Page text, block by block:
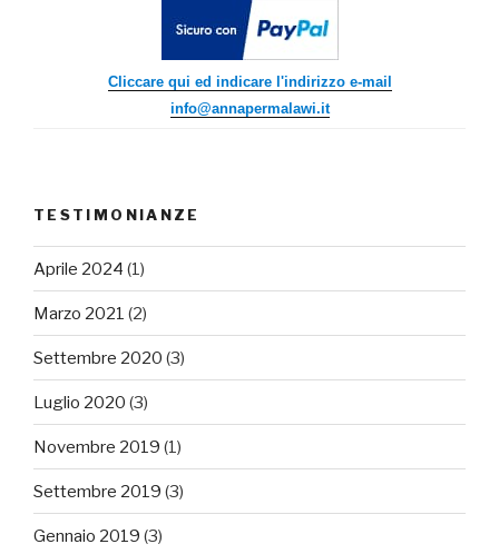
Cliccare qui ed indicare l'indirizzo e-mail
info@annapermalawi.it
TESTIMONIANZE
Aprile 2024 (1)
Marzo 2021 (2)
Settembre 2020 (3)
Luglio 2020 (3)
Novembre 2019 (1)
Settembre 2019 (3)
Gennaio 2019 (3)